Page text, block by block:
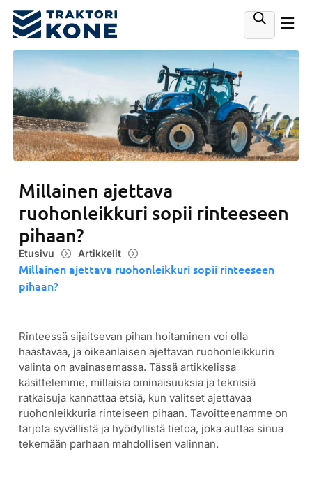
Millainen ajettava
ruohonleikkuri sopii rinteeseen
pihaan?
Etusivu Artikkelit
Millainen ajettava ruohonleikkuri sopii rinteeseen
pihaan?
Rinteessä sijaitsevan pihan hoitaminen voi olla
haastavaa, ja oikeanlaisen ajettavan ruohonleikkurin
valinta on avainasemassa. Tässä artikkelissa
käsittelemme, millaisia ominaisuuksia ja teknisiä
ratkaisuja kannattaa etsiä, kun valitset ajettavaa
ruohonleikkuria rinteiseen pihaan. Tavoitteenamme on
tarjota syvällistä ja hyödyllistä tietoa, joka auttaa sinua
tekemään parhaan mahdollisen valinnan.